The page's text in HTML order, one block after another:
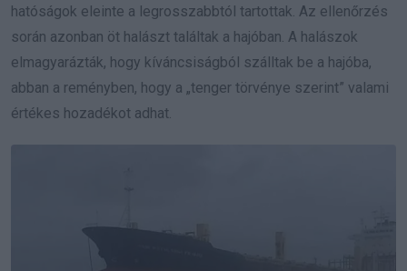
hatóságok eleinte a legrosszabbtól tartottak. Az ellenőrzés
során azonban öt halászt találtak a hajóban. A halászok
elmagyarázták, hogy kíváncsiságból szálltak be a hajóba,
abban a reményben, hogy a „tenger törvénye szerint” valami
értékes hozadékot adhat.